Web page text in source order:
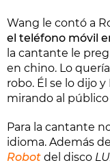
Wang le contó a
el teléfono móvil
la cantante le
en chino. Lo
robo. Él se lo dijo
mirando al
Para la cantante
idioma. Además
Robot del disco